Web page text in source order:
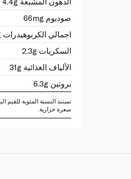
صوديوم 66mg
اجمالي الكربوهيدرات 71g
السكريات 2.3g
الألياف الغذائية 31g
بروتين 6.3g
سعرة حرارية.